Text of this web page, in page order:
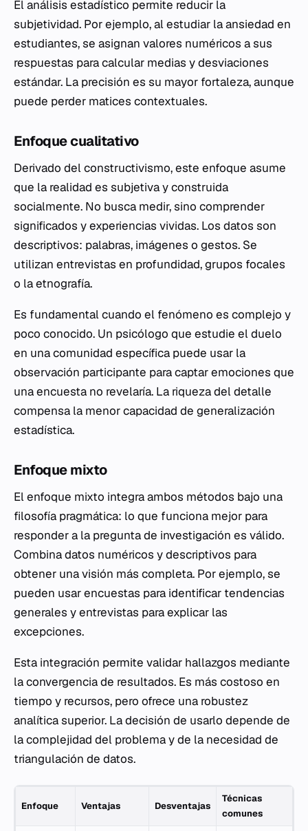
El análisis estadístico permite reducir la
subjetividad. Por ejemplo, al estudiar la ansiedad en
estudiantes, se asignan valores numéricos a sus
respuestas para calcular medias y desviaciones
estándar. La precisión es su mayor fortaleza, aunque
puede perder matices contextuales.
Enfoque cualitativo
Derivado del constructivismo, este enfoque asume
que la realidad es subjetiva y construida
socialmente. No busca medir, sino comprender
significados y experiencias vividas. Los datos son
descriptivos: palabras, imágenes o gestos. Se
utilizan entrevistas en profundidad, grupos focales
o la etnografía.
Es fundamental cuando el fenómeno es complejo y
poco conocido. Un psicólogo que estudie el duelo
en una comunidad específica puede usar la
observación participante para captar emociones que
una encuesta no revelaría. La riqueza del detalle
compensa la menor capacidad de generalización
estadística.
Enfoque mixto
El enfoque mixto integra ambos métodos bajo una
filosofía pragmática: lo que funciona mejor para
responder a la pregunta de investigación es válido.
Combina datos numéricos y descriptivos para
obtener una visión más completa. Por ejemplo, se
pueden usar encuestas para identificar tendencias
generales y entrevistas para explicar las
excepciones.
Esta integración permite validar hallazgos mediante
la convergencia de resultados. Es más costoso en
tiempo y recursos, pero ofrece una robustez
analítica superior. La decisión de usarlo depende de
la complejidad del problema y de la necesidad de
triangulación de datos.
Enfoque Ventajas Desventajas
Técnicas
comunes